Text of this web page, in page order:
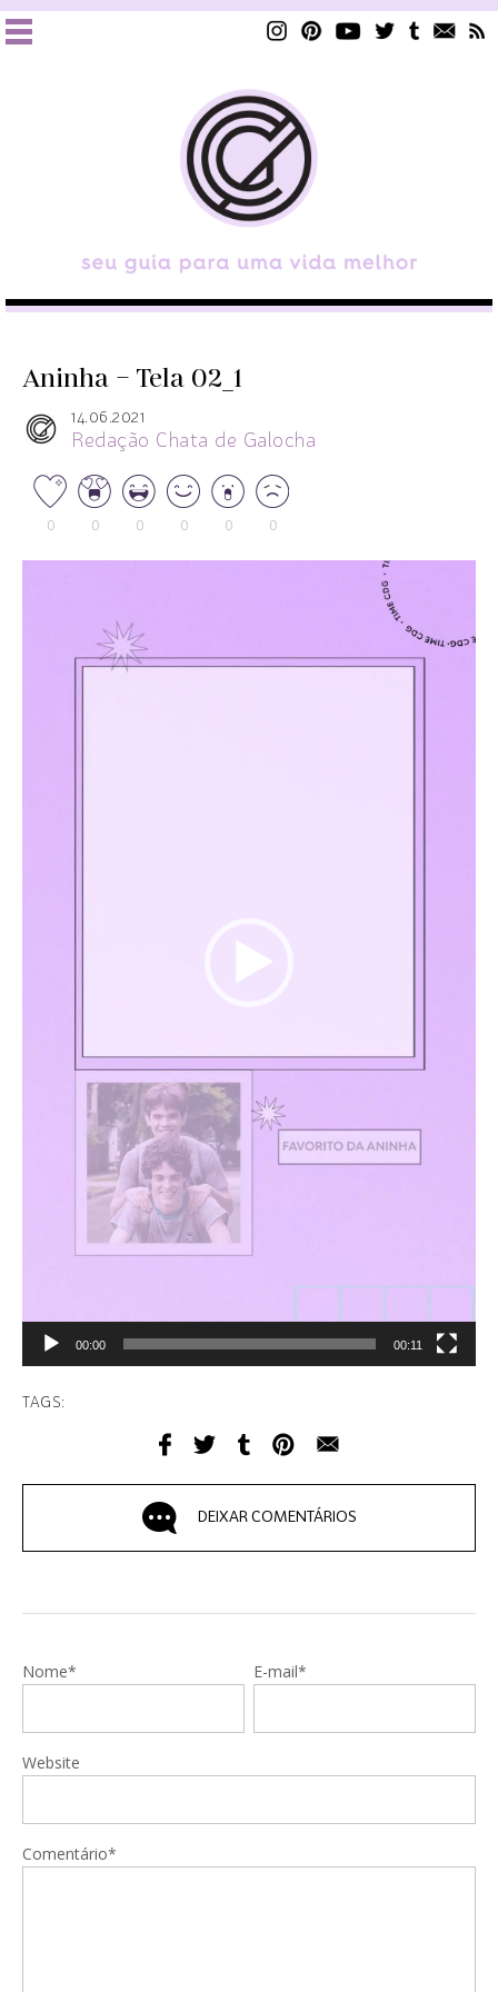
Aninha – Tela 02_1
14.06.2021
Redação Chata de Galocha
0 0 0 0 0 0
00:00 00:11
TAGS:
DEIXAR COMENTÁRIOS
Nome* E-mail*
Website
Comentário*